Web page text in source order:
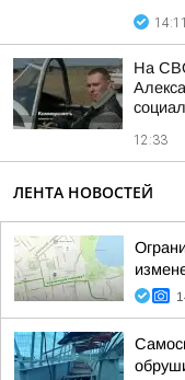
14:11
На
12:33
ЛЕНТА НОВОСТЕЙ